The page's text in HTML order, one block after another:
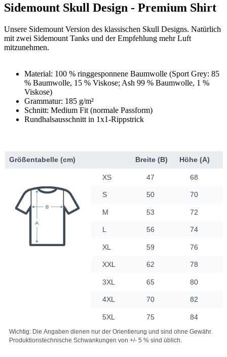
Sidemount Skull Design - Premium Shirt
Unsere Sidemount Version des klassischen Skull Designs. Natürlich
mit zwei Sidemount Tanks und der Empfehlung mehr Luft
mitzunehmen.
Material: 100 % ringgesponnene Baumwolle (Sport Grey: 85
% Baumwolle, 15 % Viskose; Ash 99 % Baumwolle, 1 %
Viskose)
Grammatur: 185 g/m²
Schnitt: Medium Fit (normale Passform)
Rundhalsausschnitt in 1x1-Rippstrick